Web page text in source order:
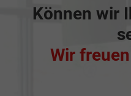
Können wir
Wir freuen